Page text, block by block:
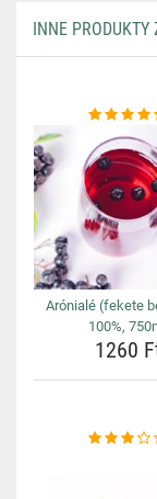
INNE PRODUKTY
Arónialé (fekete
100%,
1260